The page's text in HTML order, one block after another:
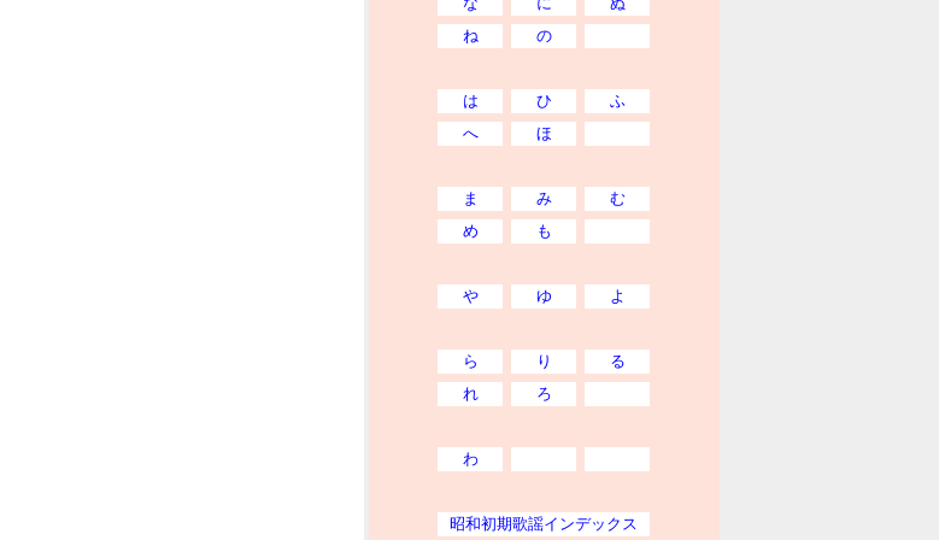
ね
の
は ひ
ふ
へ
ほ
ま み
む
め
も
や ゆ よ
ら り
る
れ
ろ
わ
昭和初期歌謡インデックス